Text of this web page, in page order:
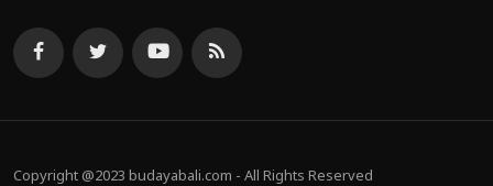
Copyright @2023 budayabali.com - All Rights Reserved